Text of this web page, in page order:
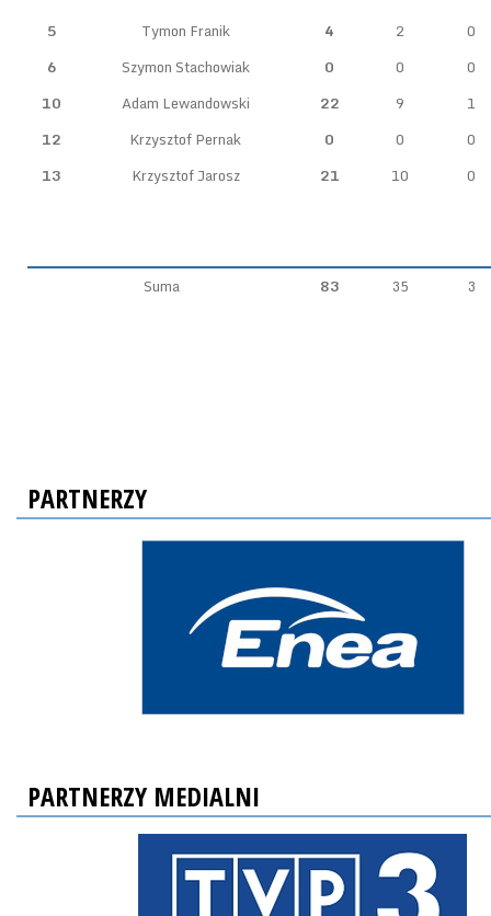
5
Tymon Franik 4 2
0
6
Szymon Stachowiak 0 0
0
10
Adam Lewandowski 22 9
1
12
Krzysztof Pernak 0 0
0
13
Krzysztof Jarosz 21 10 0
Suma 83 35 3
PARTNERZY
PARTNERZY MEDIALNI